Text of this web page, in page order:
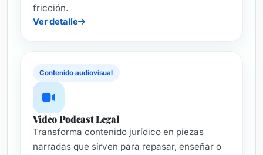
fricción.
Ver detalle
Contenido audiovisual
Video Podcast Legal
Transforma contenido jurídico en piezas
narradas que sirven para repasar, enseñar o